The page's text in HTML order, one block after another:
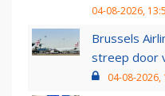
04-08-2026,
Brussels
streep door
04-08-2026,